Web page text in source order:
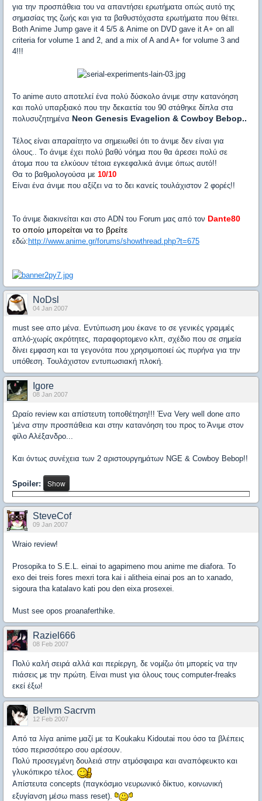
για την προσπάθεια του να απαντήσει ερωτήματα οπώς αυτό της
σημασίας της ζωής και για τα βαθυστόχαστα ερωτήματα που θέτει.
Both Anime Jump gave it 4 5/5 & Anime on DVD gave it A+ on all
criteria for volume 1 and 2, and a mix of A and A+ for volume 3 and
4!!!
To anime αυτο αποτελεί ένα πολύ δύσκολο άνιμε στην κατανόηση
και πολύ υπαρξιακό που την δεκαετία του 90 στάθηκε δίπλα στα
πολυσυζητημένα Neon Genesis Evagelion & Cowboy Bebop..
Τέλος είναι απαραίτητο να σημειωθεί ότι το άνιμε δεν είναι για
όλους.. Το άνιμε έχει πολύ βαθύ νόημα που θα άρεσει πολύ σε
άτομα που τα ελκύουν τέτοια εγκεφαλικά άνιμε όπως αυτό!!
Θα το βαθμολογούσα με 10/10
Είναι ένα άνιμε που αξίζει να το δει κανείς τουλάχιστον 2 φορές!!
Το άνιμε διακινείται και στο ADN του Forum μας από τον Dante80
το οποίο μπορείται να το βρείτε
εδώ: http://www.anime.gr/forums/showthread.php?t=675
NoDsl
04 Jan 2007
must see απο μένα. Εντύπωση μου έκανε το σε γενικές γραμμές
απλό-χωρίς ακρότητες, παραφορτομενο κλπ, σχέδιο που σε σημεία
δίνει εμφαση και τα γεγονότα που χρησιμοποιεί ώς πυρήνα για την
υπόθεση. Τουλάχιστον εντυπωσιακή πλοκή.
Igore
08 Jan 2007
Ωραίο review και απίστευτη τοποθέτηση!!! Ένα Very well done απο
'μένα στην προσπάθεια και στην κατανόηση του προς το Άνιμε στον
φίλο Αλέξανδρο...
Και όντως συνέχεια των 2 αριστουργημάτων NGE & Cowboy Bebop!!
Spoiler:
SteveCof
09 Jan 2007
Wraio review!
Prosopika to S.E.L. einai to agapimeno mou anime me diafora. To
exo dei treis fores mexri tora kai i alitheia einai pos an to xanado,
sigoura tha katalavo kati pou den eixa prosexei.
Must see opos proanaferthike.
Raziel666
08 Feb 2007
Πολύ καλή σειρά αλλά και περίεργη, δε νομίζω ότι μπορείς να την
πιάσεις με την πρώτη. Είναι must για όλους τους computer-freaks
εκεί έξω!
Bellvm Sacrvm
12 Feb 2007
Από τα λίγα anime μαζί με τα Koukaku Kidoutai που όσο τα βλέπεις
τόσο περισσότερο σου αρέσουν.
Πολύ προσεγμένη δουλειά στην ατμόσφαιρα και αναπόφευκτο και
γλυκόπικρο τέλος.
Απίστευτα concepts (παγκόσμιο νευρωνικό δίκτυο, κοινωνική
εξυγίανση μέσω mass reset).